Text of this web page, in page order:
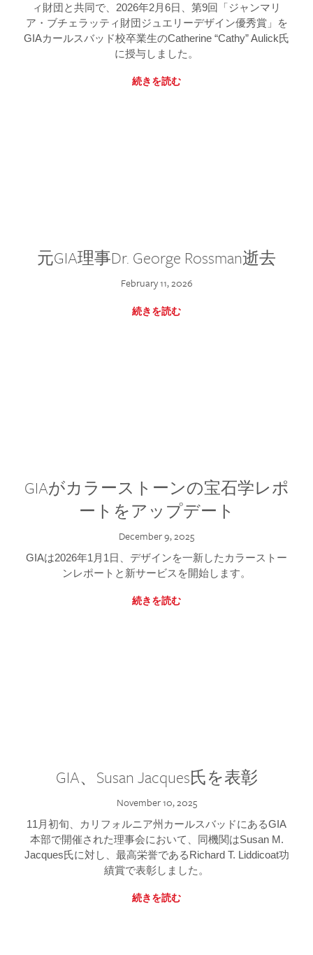
ィ財団と共同で、2026年2月6日、第9回「ジャンマリ
ア・ブチェラッティ財団ジュエリーデザイン優秀賞」を
GIAカールスバッド校卒業生のCatherine “Cathy” Aulick氏
に授与しました。
続きを読む
元GIA理事Dr. George Rossman逝去
February 11, 2026
続きを読む
GIAがカラーストーンの宝石学レポ
ートをアップデート
December 9, 2025
GIAは2026年1月1日、デザインを一新したカラーストー
ンレポートと新サービスを開始します。
続きを読む
GIA、Susan Jacques氏を表彰
November 10, 2025
11月初旬、カリフォルニア州カールスバッドにあるGIA
本部で開催された理事会において、同機関はSusan M.
Jacques氏に対し、最高栄誉であるRichard T. Liddicoat功
績賞で表彰しました。
続きを読む